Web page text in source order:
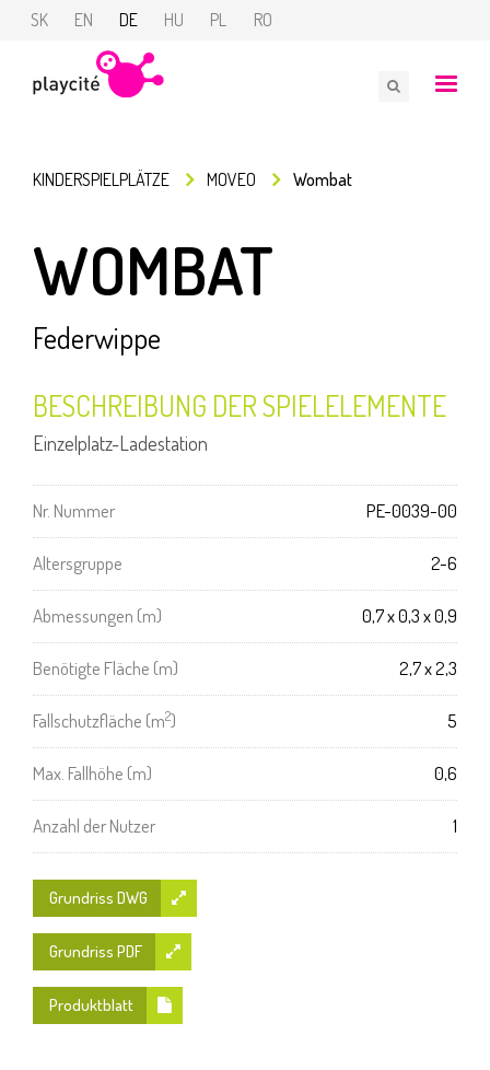
SK EN DE HU PL RO
KINDERSPIELPLÄTZE MOVEO Wombat
WOMBAT
Federwippe
BESCHREIBUNG DER SPIELELEMENTE
Einzelplatz-Ladestation
Nr. Nummer PE-0039-00
Altersgruppe 2-6
Abmessungen (m) 0,7 x 0,3 x 0,9
Benötigte Fläche (m) 2,7 x 2,3
Fallschutzfläche (m2) 5
Max. Fallhöhe (m) 0,6
Anzahl der Nutzer 1
Grundriss DWG
Grundriss PDF
Produktblatt